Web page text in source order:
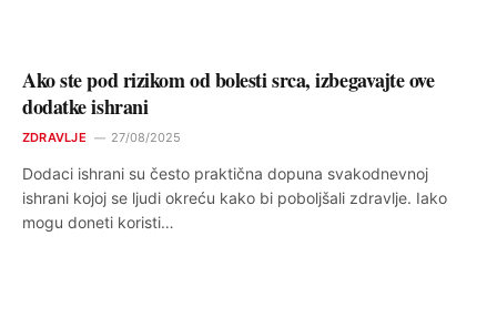
Ako ste pod rizikom od bolesti srca, izbegavajte ove
dodatke ishrani
ZDRAVLJE 27/08/2025
Dodaci ishrani su često praktična dopuna svakodnevnoj
ishrani kojoj se ljudi okreću kako bi poboljšali zdravlje. Iako
mogu doneti koristi…